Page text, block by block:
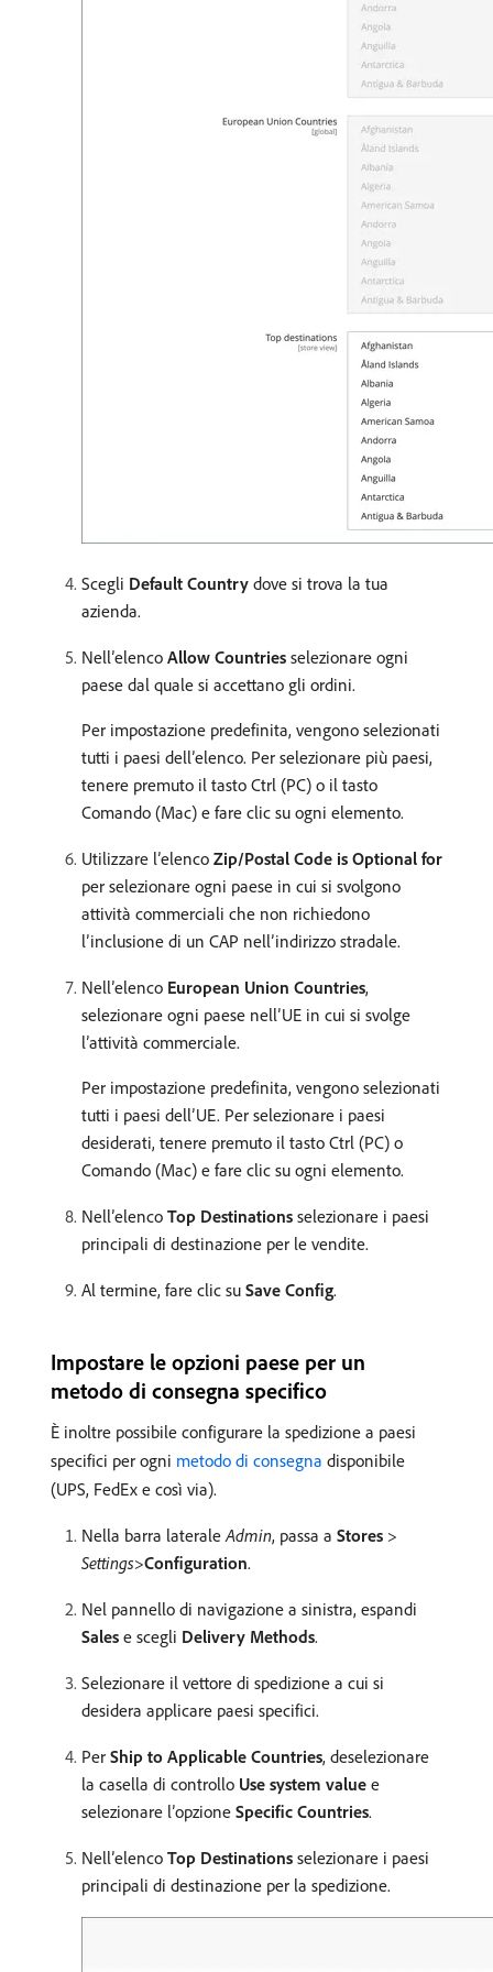
Scegli Default Country dove si trova la tua
azienda.
Nell’elenco Allow Countries selezionare ogni
paese dal quale si accettano gli ordini.
Per impostazione predefinita, vengono selezionati
tutti i paesi dell’elenco. Per selezionare più paesi,
tenere premuto il tasto Ctrl (PC) o il tasto
Comando (Mac) e fare clic su ogni elemento.
Utilizzare l’elenco Zip/Postal Code is Optional for
per selezionare ogni paese in cui si svolgono
attività commerciali che non richiedono
l’inclusione di un CAP nell’indirizzo stradale.
Nell’elenco European Union Countries,
selezionare ogni paese nell’UE in cui si svolge
l’attività commerciale.
Per impostazione predefinita, vengono selezionati
tutti i paesi dell’UE. Per selezionare i paesi
desiderati, tenere premuto il tasto Ctrl (PC) o
Comando (Mac) e fare clic su ogni elemento.
Nell’elenco Top Destinations selezionare i paesi
principali di destinazione per le vendite.
Al termine, fare clic su Save Config.
Impostare le opzioni paese per un
metodo di consegna specifico
È inoltre possibile configurare la spedizione a paesi
specifici per ogni metodo di consegna disponibile
(UPS, FedEx e così via).
Nella barra lateraleAdmin, passa a Stores >
Settings>Configuration.
Nel pannello di navigazione a sinistra, espandi
Sales e scegli Delivery Methods.
Selezionare il vettore di spedizione a cui si
desidera applicare paesi specifici.
Per Ship to Applicable Countries, deselezionare
la casella di controllo Use system value e
selezionare l’opzione Specific Countries.
Nell’elenco Top Destinations selezionare i paesi
principali di destinazione per la spedizione.